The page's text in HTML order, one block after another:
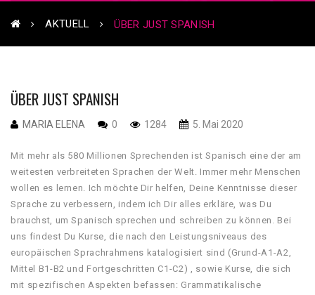
AKTUELL ÜBER JUST SPANISH
ÜBER JUST SPANISH
MARIA ELENA 0 1284 5. Mai 2020
Mit mehr als 580 Millionen Sprechenden ist Spanisch eine der am
weitesten verbreiteten Sprachen der Welt. Immer mehr Menschen
wollen es lernen. Ich möchte Dir helfen, Deine Kenntnisse dieser
Sprache zu verbessern, indem ich Dir alles erkläre, was Du
brauchst, um Spanisch sprechen und schreiben zu können. Bei
uns findest Du Kurse, die nach den Leistungsniveaus des
europäischen Sprachrahmens katalogisiert sind (Grund-A1-A2,
Mittel B1-B2 und Fortgeschritten C1-C2) , sowie Kurse, die sich
mit spezifischen Aspekten befassen: Grammatikalische